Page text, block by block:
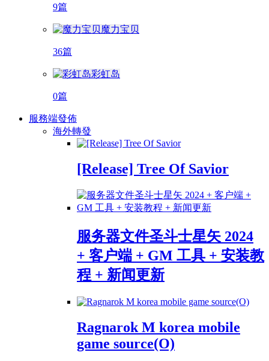
9篇
魔力宝贝
36篇
彩虹岛
0篇
服務端發佈
海外轉發
[Release] Tree Of Savior
服务器文件圣斗士星矢 2024
+ 客户端 + GM 工具 + 安装教
程 + 新闻更新
Ragnarok M korea mobile
game source(O)